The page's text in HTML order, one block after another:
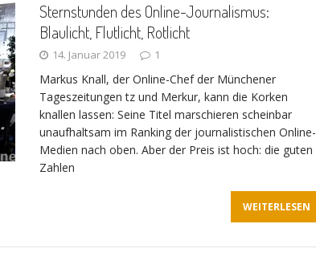
Sternstunden des Online-Journalismus:
Blaulicht, Flutlicht, Rotlicht
14. Januar 2019 1
Markus Knall, der Online-Chef der Münchener
Tageszeitungen tz und Merkur, kann die Korken
knallen lassen: Seine Titel marschieren scheinbar
unaufhaltsam im Ranking der journalistischen Online-
Medien nach oben. Aber der Preis ist hoch: die guten
Zahlen
WEITERLESEN